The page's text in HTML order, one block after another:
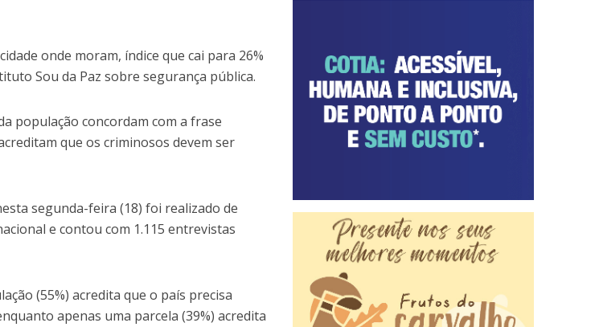
onde moram, índice que cai para 26%
Sou da Paz sobre segurança pública.
população concordam com a frase
que os criminosos devem ser
segunda-feira (18) foi realizado de
e contou com 1.115 entrevistas
(55%) acredita que o país precisa
apenas uma parcela (39%) acredita